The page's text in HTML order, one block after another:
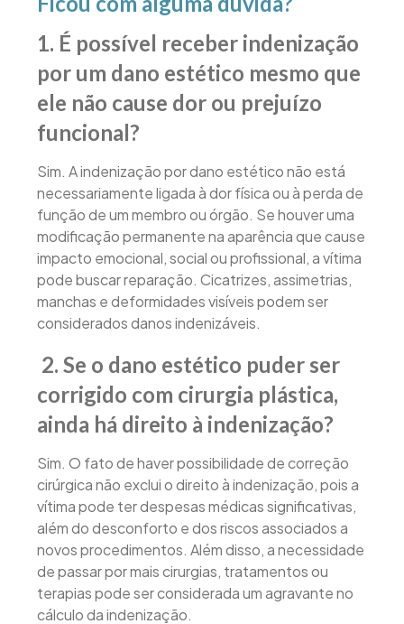
1. É possível receber indenização
por um dano estético mesmo que
ele não cause dor ou prejuízo
funcional?
Sim. A indenização por dano estético não está
necessariamente ligada à dor física ou à perda de
função de um membro ou órgão. Se houver uma
modificação permanente na aparência que cause
impacto emocional, social ou profissional, a vítima
pode buscar reparação. Cicatrizes, assimetrias,
manchas e deformidades visíveis podem ser
considerados danos indenizáveis.
2. Se o dano estético puder ser
corrigido com cirurgia plástica,
ainda há direito à indenização?
Sim. O fato de haver possibilidade de correção
cirúrgica não exclui o direito à indenização, pois a
vítima pode ter despesas médicas significativas,
além do desconforto e dos riscos associados a
novos procedimentos. Além disso, a necessidade
de passar por mais cirurgias, tratamentos ou
terapias pode ser considerada um agravante no
cálculo da indenização.